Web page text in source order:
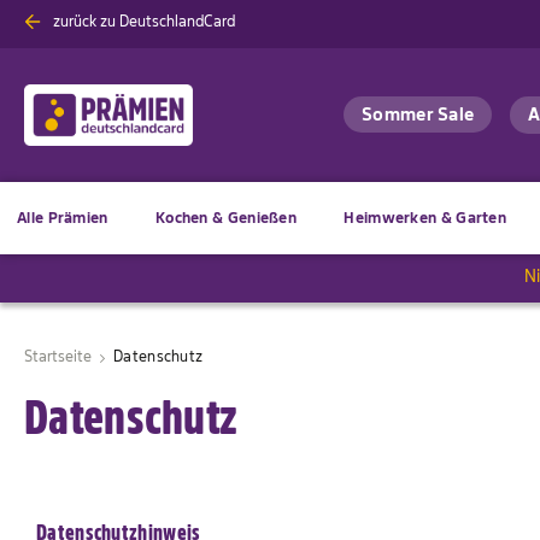
zurück zu DeutschlandCard
Zum
Sommer Sale
Kochen & Genießen Heimwerken & Garten
Alle Prämien
Startseite Datenschutz
Datenschutz
Datenschutzhinweis